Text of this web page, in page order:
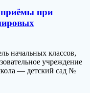
приёмы при
начальных классов,
учреждение
— детский сад №